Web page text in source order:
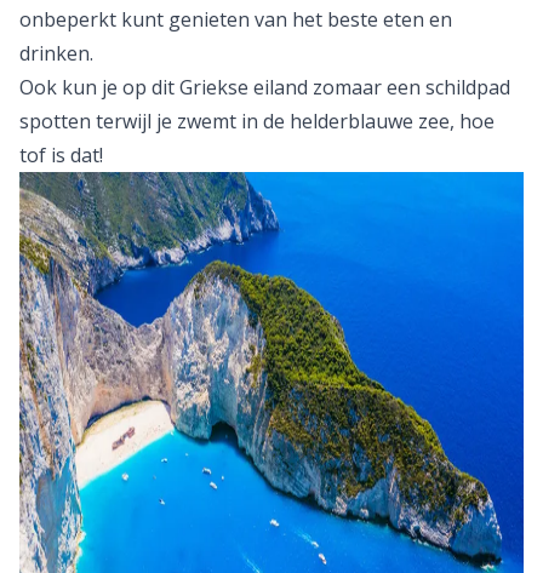
onbeperkt kunt genieten van het beste eten en
drinken.
Ook kun je op ditGriekse eiland zomaar een schildpad
spotten terwijl je zwemt in de helderblauwe zee, hoe
tof is dat!